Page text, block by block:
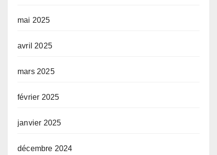
mai 2025
avril 2025
mars 2025
février 2025
janvier 2025
décembre 2024